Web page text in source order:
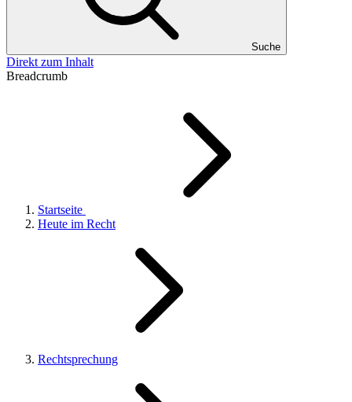
Suche
Direkt zum Inhalt
Breadcrumb
Startseite
Heute im Recht
Rechtsprechung